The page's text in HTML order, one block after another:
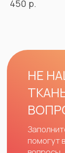
450 р.